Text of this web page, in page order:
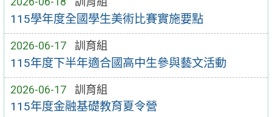
115學年度全國學生美術比賽實施要點
2026-06-17 訓育組
115年度下半年適合國高中生參與藝文活動
2026-06-17 訓育組
115年度金融基礎教育夏令營